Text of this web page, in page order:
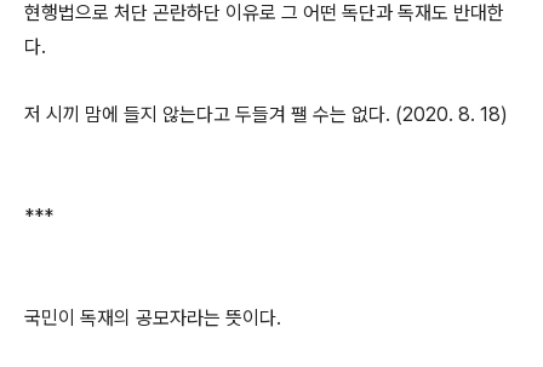
현행법으로 처단 곤란하단 이유로 그 어떤 독단과 독재도 반대한
다.
저 시끼 맘에 들지 않는다고 두들겨 팰 수는 없다. (2020. 8. 18)
***
국민이 독재의 공모자라는 뜻이다.